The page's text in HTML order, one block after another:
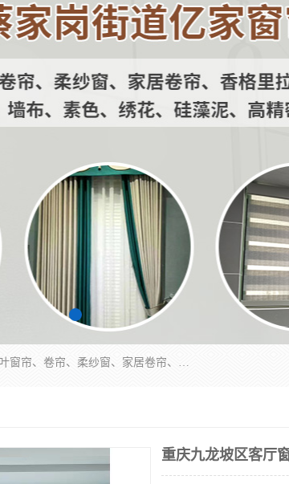
北碚区蔡家岗街道亿家窗帘店长年专业定做窗帘、电动窗帘、百叶窗帘、卷帘、柔纱窗、家居卷帘、香格里拉帘、垂直帘、等等，软包、各种形状软包硬包，墙布、素色、绣花、硅藻泥、高精密各种墙布，免费测量、免费安装，欢迎咨询
重庆九龙坡区客厅